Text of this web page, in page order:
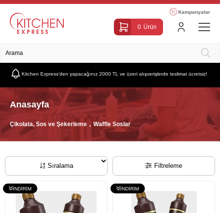
Kampanyalar
0 Ürün
Kitchen Express’den yapacağınız 2000 TL ve üzeri alışverişlerde teslimat ücretsiz!
Anasayfa
Çikolata, Sos ve Şekerleme Waffle Soslar
Filtreleme
Sıralama